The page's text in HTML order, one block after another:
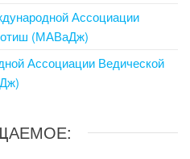
Ассоциации
(МАВаДж)
Ассоциации Ведической